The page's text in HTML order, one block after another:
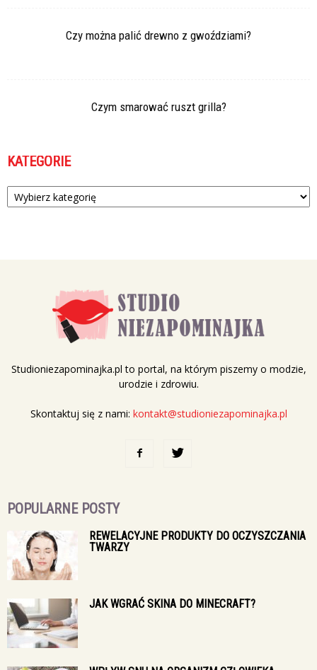
Czy można palić drewno z gwoździami?
Czym smarować ruszt grilla?
KATEGORIE
Kategorie
Studioniezapominajka.pl to portal, na którym piszemy o modzie,
urodzie i zdrowiu.
Skontaktuj się z nami: kontakt@studioniezapominajka.pl
POPULARNE POSTY
REWELACYJNE PRODUKTY DO OCZYSZCZANIA
TWARZY
JAK WGRAĆ SKINA DO MINECRAFT?